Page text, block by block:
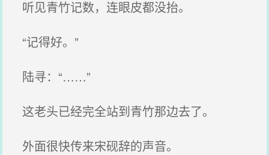
听见青竹记数，连眼皮都没抬。
“记得好。”
陆寻：“……”
这老头已经完全站到青竹那边去了。
外面很快传来宋砚辞的声音。